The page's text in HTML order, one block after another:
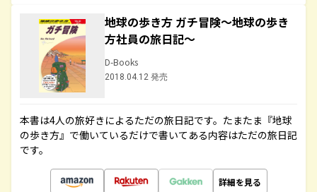
地球の歩き方 ガチ冒険～地球の歩き
方社員の旅日記～
D-Books
2018.04.12 発売
本書は4人の旅好きによるただの旅日記です。たまたま『地球
の歩き方』で働いているだけで書いてある内容はただの旅日記
です。
詳細を見る